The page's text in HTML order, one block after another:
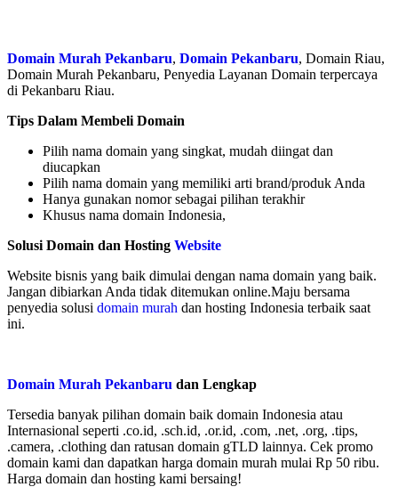
Domain Murah Pekanbaru, Domain Pekanbaru, Domain Riau,
Domain Murah Pekanbaru, Penyedia Layanan Domain terpercaya
di Pekanbaru Riau.
Tips Dalam Membeli Domain
Pilih nama domain yang singkat, mudah diingat dan
diucapkan
Pilih nama domain yang memiliki arti brand/produk Anda
Hanya gunakan nomor sebagai pilihan terakhir
Khusus nama domain Indonesia,
Solusi Domain dan Hosting Website
Website bisnis yang baik dimulai dengan nama domain yang baik.
Jangan dibiarkan Anda tidak ditemukan online.Maju bersama
penyedia solusi domain murah dan hosting Indonesia terbaik saat
ini.
Domain Murah Pekanbaru dan Lengkap
Tersedia banyak pilihan domain baik domain Indonesia atau
Internasional seperti .co.id, .sch.id, .or.id, .com, .net, .org, .tips,
.camera, .clothing dan ratusan domain gTLD lainnya. Cek promo
domain kami dan dapatkan harga domain murah mulai Rp 50 ribu.
Harga domain dan hosting kami bersaing!